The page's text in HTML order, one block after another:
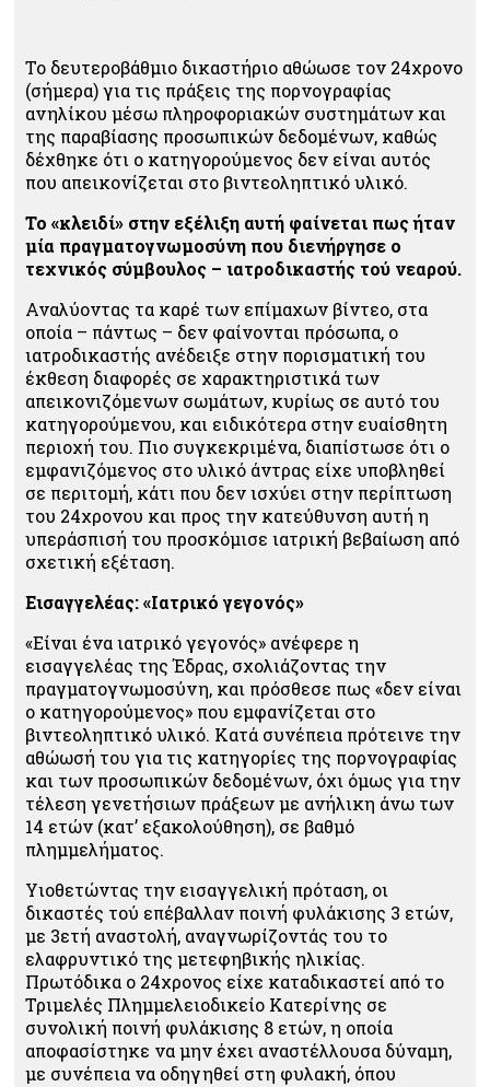
Το δευτεροβάθμιο δικαστήριο αθώωσε τον 24χρονο
(σήμερα) για τις πράξεις της πορνογραφίας
ανηλίκου μέσω πληροφοριακών συστημάτων και
της παραβίασης προσωπικών δεδομένων, καθώς
δέχθηκε ότι ο κατηγορούμενος δεν είναι αυτός
που απεικονίζεται στο βιντεοληπτικό υλικό.
Το «κλειδί» στην εξέλιξη αυτή φαίνεται πως ήταν
μία πραγματογνωμοσύνη που διενήργησε ο
τεχνικός σύμβουλος – ιατροδικαστής τού νεαρού.
Αναλύοντας τα καρέ των επίμαχων βίντεο, στα
οποία – πάντως – δεν φαίνονται πρόσωπα, ο
ιατροδικαστής ανέδειξε στην πορισματική του
έκθεση διαφορές σε χαρακτηριστικά των
απεικονιζόμενων σωμάτων, κυρίως σε αυτό του
κατηγορούμενου, και ειδικότερα στην ευαίσθητη
περιοχή του. Πιο συγκεκριμένα, διαπίστωσε ότι ο
εμφανιζόμενος στο υλικό άντρας είχε υποβληθεί
σε περιτομή, κάτι που δεν ισχύει στην περίπτωση
του 24χρονου και προς την κατεύθυνση αυτή η
υπεράσπισή του προσκόμισε ιατρική βεβαίωση από
σχετική εξέταση.
Εισαγγελέας: «Ιατρικό γεγονός»
«Είναι ένα ιατρικό γεγονός» ανέφερε η
εισαγγελέας της Έδρας, σχολιάζοντας την
πραγματογνωμοσύνη, και πρόσθεσε πως «δεν είναι
ο κατηγορούμενος» που εμφανίζεται στο
βιντεοληπτικό υλικό. Κατά συνέπεια πρότεινε την
αθώωσή του για τις κατηγορίες της πορνογραφίας
και των προσωπικών δεδομένων, όχι όμως για την
τέλεση γενετήσιων πράξεων με ανήλικη άνω των
14 ετών (κατ’ εξακολούθηση), σε βαθμό
πλημμελήματος.
Υιοθετώντας την εισαγγελική πρόταση, οι
δικαστές τού επέβαλλαν ποινή φυλάκισης 3 ετών,
με 3ετή αναστολή, αναγνωρίζοντάς του το
ελαφρυντικό της μετεφηβικής ηλικίας.
Πρωτόδικα ο 24χρονος είχε καταδικαστεί από το
Τριμελές Πλημμελειοδικείο Κατερίνης σε
συνολική ποινή φυλάκισης 8 ετών, η οποία
αποφασίστηκε να μην έχει αναστέλλουσα δύναμη,
με συνέπεια να οδηγηθεί στη φυλακή, όπου